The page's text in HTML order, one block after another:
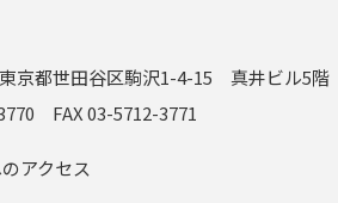
京都世田谷区駒沢1-4-15 真井ビル5階
FAX 03-5712-3771
アクセス